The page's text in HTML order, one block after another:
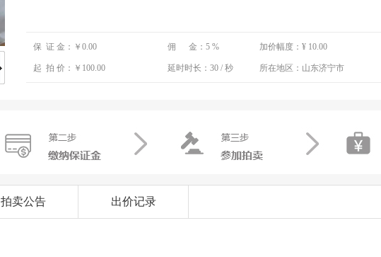
保 证 金： ￥0.00
起 拍 价： ￥100.00
佣 金： 5 %
延时时长： 30 / 秒
加价幅度： ¥ 10.00
所在地区： 山东济宁市
拍卖公告 出价记录